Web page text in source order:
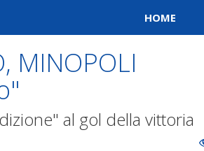
HOME
MINOPOLI
al gol della vittoria